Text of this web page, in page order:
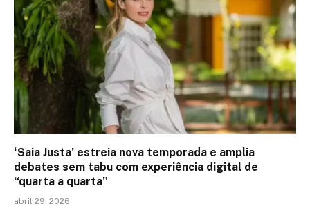
‘Saia Justa’ estreia nova temporada e amplia
debates sem tabu com experiência digital de
“quarta a quarta”
abril 29, 2026